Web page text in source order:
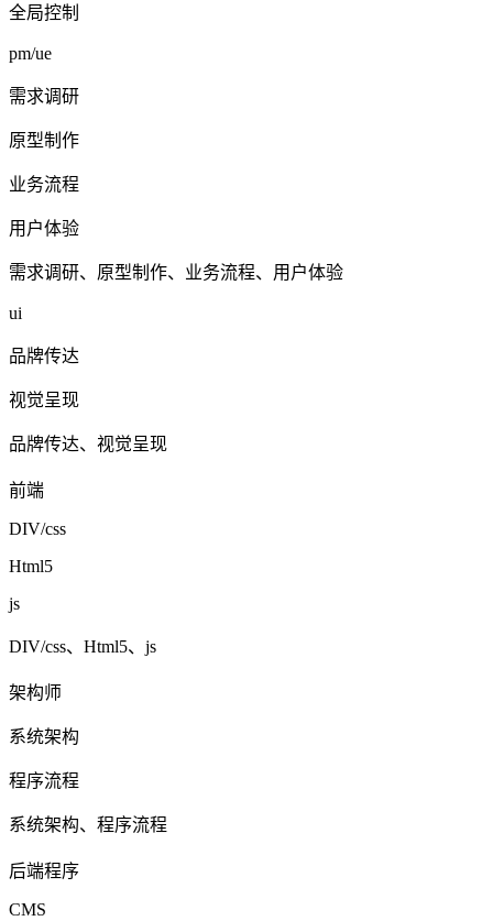
全局控制
pm/ue
需求调研
原型制作
业务流程
用户体验
需求调研、原型制作、业务流程、用户体验
ui
品牌传达
视觉呈现
品牌传达、视觉呈现
前端
DIV/css
Html5
js
DIV/css、Html5、js
架构师
系统架构
程序流程
系统架构、程序流程
后端程序
CMS